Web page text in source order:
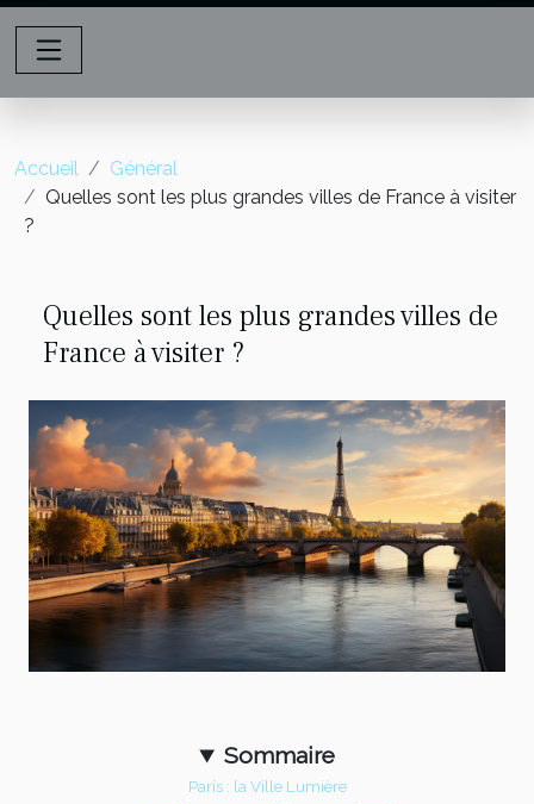
Accueil
Général
Quelles sont les plus grandes villes de France à visiter
?
Quelles sont les plus grandes villes de
France à visiter ?
Sommaire
Paris : la Ville Lumière